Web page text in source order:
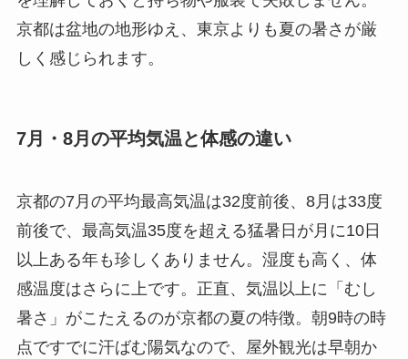
京都は盆地の地形ゆえ、東京よりも夏の暑さが厳
しく感じられます。
7月・8月の平均気温と体感の違い
京都の7月の平均最高気温は32度前後、8月は33度
前後で、最高気温35度を超える猛暑日が月に10日
以上ある年も珍しくありません。湿度も高く、体
感温度はさらに上です。正直、気温以上に「むし
暑さ」がこたえるのが京都の夏の特徴。朝9時の時
点ですでに汗ばむ陽気なので、屋外観光は早朝か